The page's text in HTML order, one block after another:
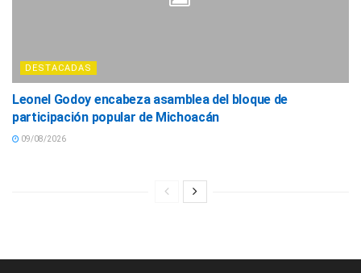
DESTACADAS
Leonel Godoy encabeza asamblea del bloque de
participación popular de Michoacán
09/08/2026